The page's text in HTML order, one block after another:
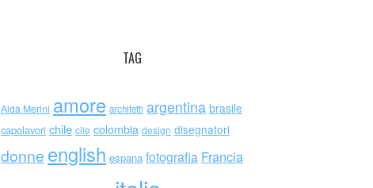
TAG
Alda Merini amore architetti argentina brasile
capolavori chile cile colombia design disegnatori
donne english espana fotografia Francia